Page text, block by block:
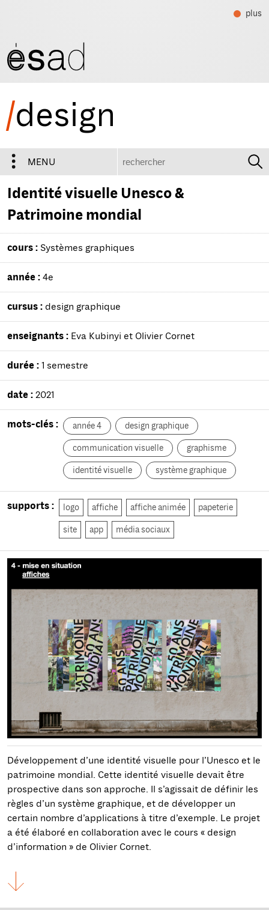
plus
/design
MENU
Identité visuelle Unesco &
Patrimoine mondial
cours : Systèmes graphiques
année : 4e
cursus : design graphique
enseignants : Eva Kubinyi et Olivier Cornet
durée : 1 semestre
date : 2021
mots-clés : année 4 design graphique
communication visuelle graphisme
identité visuelle système graphique
supports : logo affiche affiche animée papeterie
site app média sociaux
Développement d’une identité visuelle pour l’Unesco et le
patrimoine mondial. Cette identité visuelle devait être
prospective dans son approche. Il s’agissait de définir les
règles d’un système graphique, et de développer un
certain nombre d’applications à titre d’exemple. Le projet
a été élaboré en collaboration avec le cours « design
d’information » de Olivier Cornet.